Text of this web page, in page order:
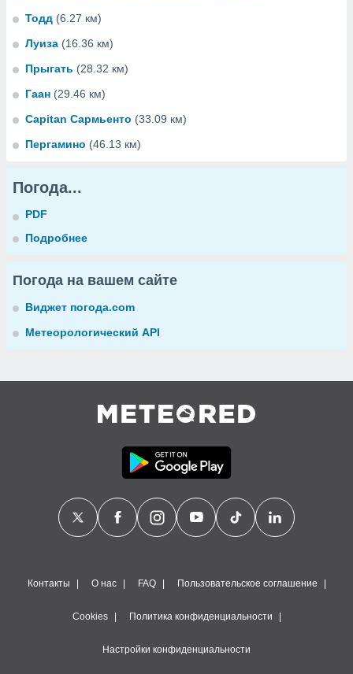
Тодд (6.27 км)
Луиза (16.36 км)
Прыгать (28.32 км)
Гаан (29.46 км)
Capitan Сармьенто (33.09 км)
Пергамино (46.13 км)
Погода...
PDF
Подробнее
Погода на вашем сайте
Виджет погода.com
Метеорологический API
Контакты О нас FAQ Пользовательское соглашение
Cookies Политика конфиденциальности
Настройки конфиденциальности